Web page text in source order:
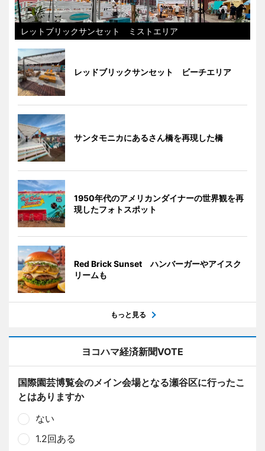
レットブリックサンセット ミストエリア
レッドブリックサンセット ビーチエリア
サンタモニカにあるさん橋を再現した橋
1950年代のアメリカンダイナーの世界観を再
現したフォトスポット
Red Brick Sunset ハンバーガーやアイスク
リームも
もっと見る
ヨコハマ経済新聞VOTE
国際園芸博覧会のメイン会場となる瀬谷区に行ったこ
とはありますか
ない
1.2回ある